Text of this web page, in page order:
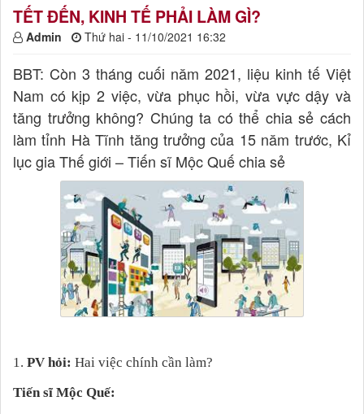
TẾT ĐẾN, KINH TẾ PHẢI LÀM GÌ?
Admin Thứ hai - 11/10/2021 16:32
BBT: Còn 3 tháng cuối năm 2021, liệu kinh tế Việt
Nam có kịp 2 việc, vừa phục hồi, vừa vực dậy và
tăng trưởng không? Chúng ta có thể chia sẻ cách
làm tỉnh Hà Tĩnh tăng trưởng của 15 năm trước, Kỉ
lục gia Thế giới – Tiến sĩ Mộc Quế chia sẻ
1. PV hỏi: Hai việc chính cần làm?
Tiến sĩ Mộc Quế: